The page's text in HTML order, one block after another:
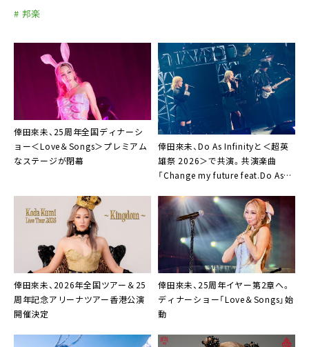
# 邦楽
倖田來未、25周年全国ディナーシ
ョー＜Love＆Songs＞プレミアム
なステージが閉幕
倖田來未、Do As Infinityと＜超英
雄祭 2026＞で共演。共演楽曲
「Change my future feat.Do As
倖田來未、2026年全国ツアー＆25
周年記念アリーナツアー香港公演
開催決定
倖田來未、25周年イヤー第2章へ。
ディナーショー「Love＆Songs」始
動